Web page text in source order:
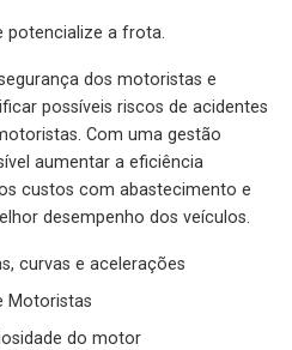
potencialize a frota.
dos motoristas e
possíveis riscos de acidentes
Com uma gestão
aumentar a eficiência
custos com abastecimento e
desempenho dos veículos.
curvas e acelerações
Motoristas
do motor